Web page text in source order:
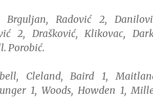
Brguljan, Radović 2,
2, Drašković, Klikovac,
Porobić.
Cleland, Baird 1,
1, Woods, Howden 1,